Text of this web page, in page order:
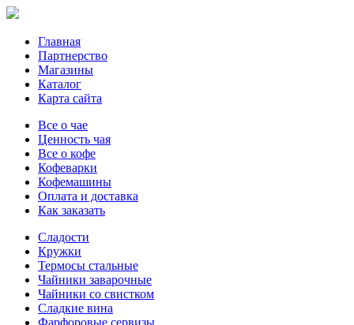
Главная
Партнерство
Магазины
Каталог
Карта сайта
Все о чае
Ценность чая
Все о кофе
Кофеварки
Кофемашины
Оплата и доставка
Как заказать
Сладости
Кружки
Термосы стальные
Чайники заварочные
Чайники со свистком
Сладкие вина
Фарфоровые сервизы